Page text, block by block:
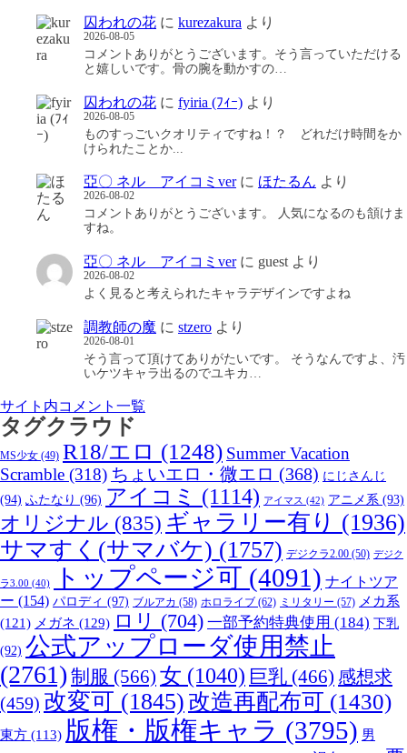
囚われの花 に kurezakura より
2026-08-05
コメントありがとうございます。そう言っていただける
と嬉しいです。骨の腕を動かすの…
囚われの花 に fyiria (ﾌｨｰ) より
2026-08-05
ものすっごいクオリティですね！？ どれだけ時間をか
けられたことか...
亞〇 ネル アイコミverに ほたるん より
2026-08-02
コメントありがとうございます。 人気になるのも頷けま
すね。
亞〇 ネル アイコミverに guest より
2026-08-02
よく見ると考えられたキャラデザインですよね
調教師の魔 に stzero より
2026-08-01
そう言って頂けてありがたいです。 そうなんですよ、汚
いケツキャラ出るのでユキカ…
サイト内コメント一覧
タグクラウド
MS少女 (49) R18/エロ (1248) Summer Vacation
Scramble (318) ちょいエロ・微エロ (368) にじさんじ
(94) ふたなり (96) アイコミ (1114) アイマス (42) アニメ系 (93)
オリジナル (835) ギャラリー有り (1936)
サマすく(サマバケ) (1757) デジクラ2.00 (50) デジク
ラ3.00 (40) トップページ可 (4091) ナイトツア
ー (154) パロディ (97) ブルアカ (58) ホロライブ (62) ミリタリー (57) メカ系
(121) メガネ (129) ロリ (704) 一部予約特典使用 (184) 下乳
(92) 公式アップローダ使用禁止
(2761) 制服 (566) 女 (1040) 巨乳 (466) 感想求
(459) 改変可 (1845) 改造再配布可 (1430)
東方 (113) 版権・版権キャラ (3795) 男